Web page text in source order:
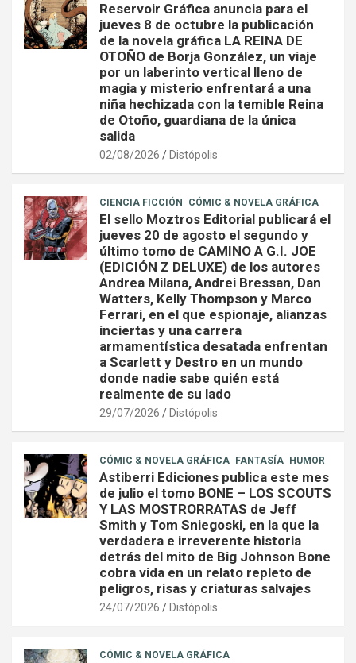
Reservoir Gráfica anuncia para el
jueves 8 de octubre la publicación
de la novela gráfica LA REINA DE
OTOÑO de Borja González, un viaje
por un laberinto vertical lleno de
magia y misterio enfrentará a una
niña hechizada con la temible Reina
de Otoño, guardiana de la única
salida
02/08/2026 Distópolis
CIENCIA FICCIÓN CÓMIC & NOVELA GRÁFICA
El sello Moztros Editorial publicará el
jueves 20 de agosto el segundo y
último tomo de CAMINO A G.I. JOE
(EDICIÓN Z DELUXE) de los autores
Andrea Milana, Andrei Bressan, Dan
Watters, Kelly Thompson y Marco
Ferrari, en el que espionaje, alianzas
inciertas y una carrera
armamentística desatada enfrentan
a Scarlett y Destro en un mundo
donde nadie sabe quién está
realmente de su lado
29/07/2026 Distópolis
CÓMIC & NOVELA GRÁFICA FANTASÍA HUMOR
Astiberri Ediciones publica este mes
de julio el tomo BONE – LOS SCOUTS
Y LAS MOSTRORRATAS de Jeff
Smith y Tom Sniegoski, en la que la
verdadera e irreverente historia
detrás del mito de Big Johnson Bone
cobra vida en un relato repleto de
peligros, risas y criaturas salvajes
24/07/2026 Distópolis
CÓMIC & NOVELA GRÁFICA